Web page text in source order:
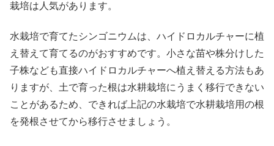
栽培は人気があります。
水栽培で育てたシンゴニウムは、ハイドロカルチャーに植
え替えて育てるのがおすすめです。小さな苗や株分けした
子株なども直接ハイドロカルチャーへ植え替える方法もあ
りますが、土で育った根は水耕栽培にうまく移行できない
ことがあるため、できれば上記の水栽培で水耕栽培用の根
を発根させてから移行させましょう。